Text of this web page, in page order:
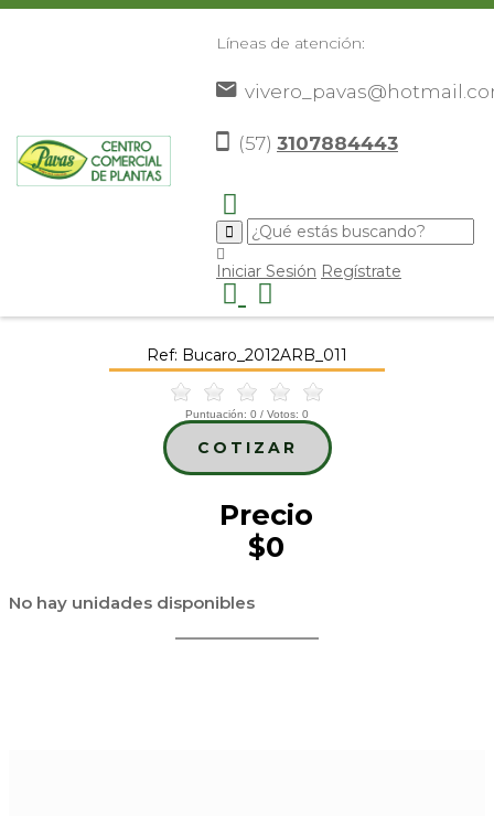
Líneas de atención:
(57) 3107884443
Iniciar Sesión Regístrate
Árboles Ornamentales>Bucaro>
Bucaro
Ref: Bucaro_2012ARB_011
Puntuación: 0 / Votos: 0
COTIZAR
Precio
$0
No hay unidades disponibles